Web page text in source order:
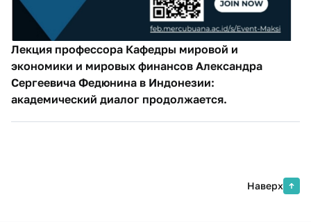
Лекция профессора Кафедры мировой и
экономики и мировых финансов Александра
Сергеевича Федюнина в Индонезии:
академический диалог продолжается.
Наверх